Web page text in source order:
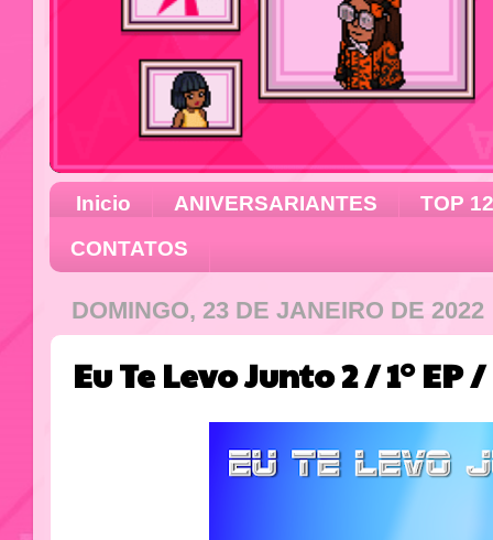
Inicio ANIVERSARIANTES
TOP 12
CONTATOS
DOMINGO, 23 DE JANEIRO DE 2022
Eu Te Levo Junto 2 / 1° EP